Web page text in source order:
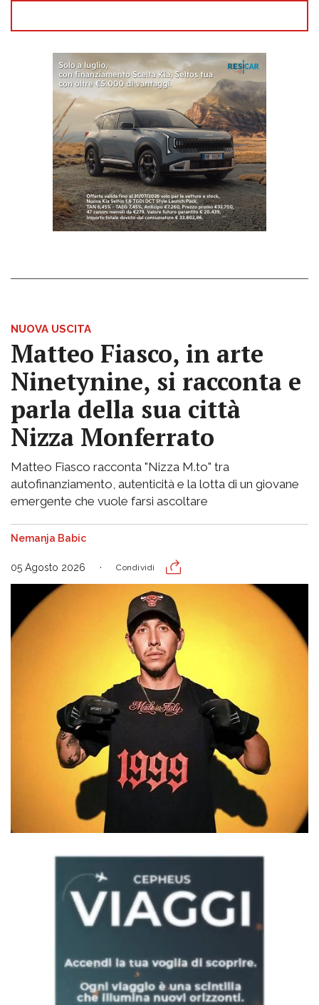
NUOVA USCITA
Matteo Fiasco, in arte
Ninetynine, si racconta e
parla della sua città
Nizza Monferrato
Matteo Fiasco racconta "Nizza M.to" tra
autofinanziamento, autenticità e la lotta di un giovane
emergente che vuole farsi ascoltare
Nemanja Babic
05 Agosto 2026 Condividi